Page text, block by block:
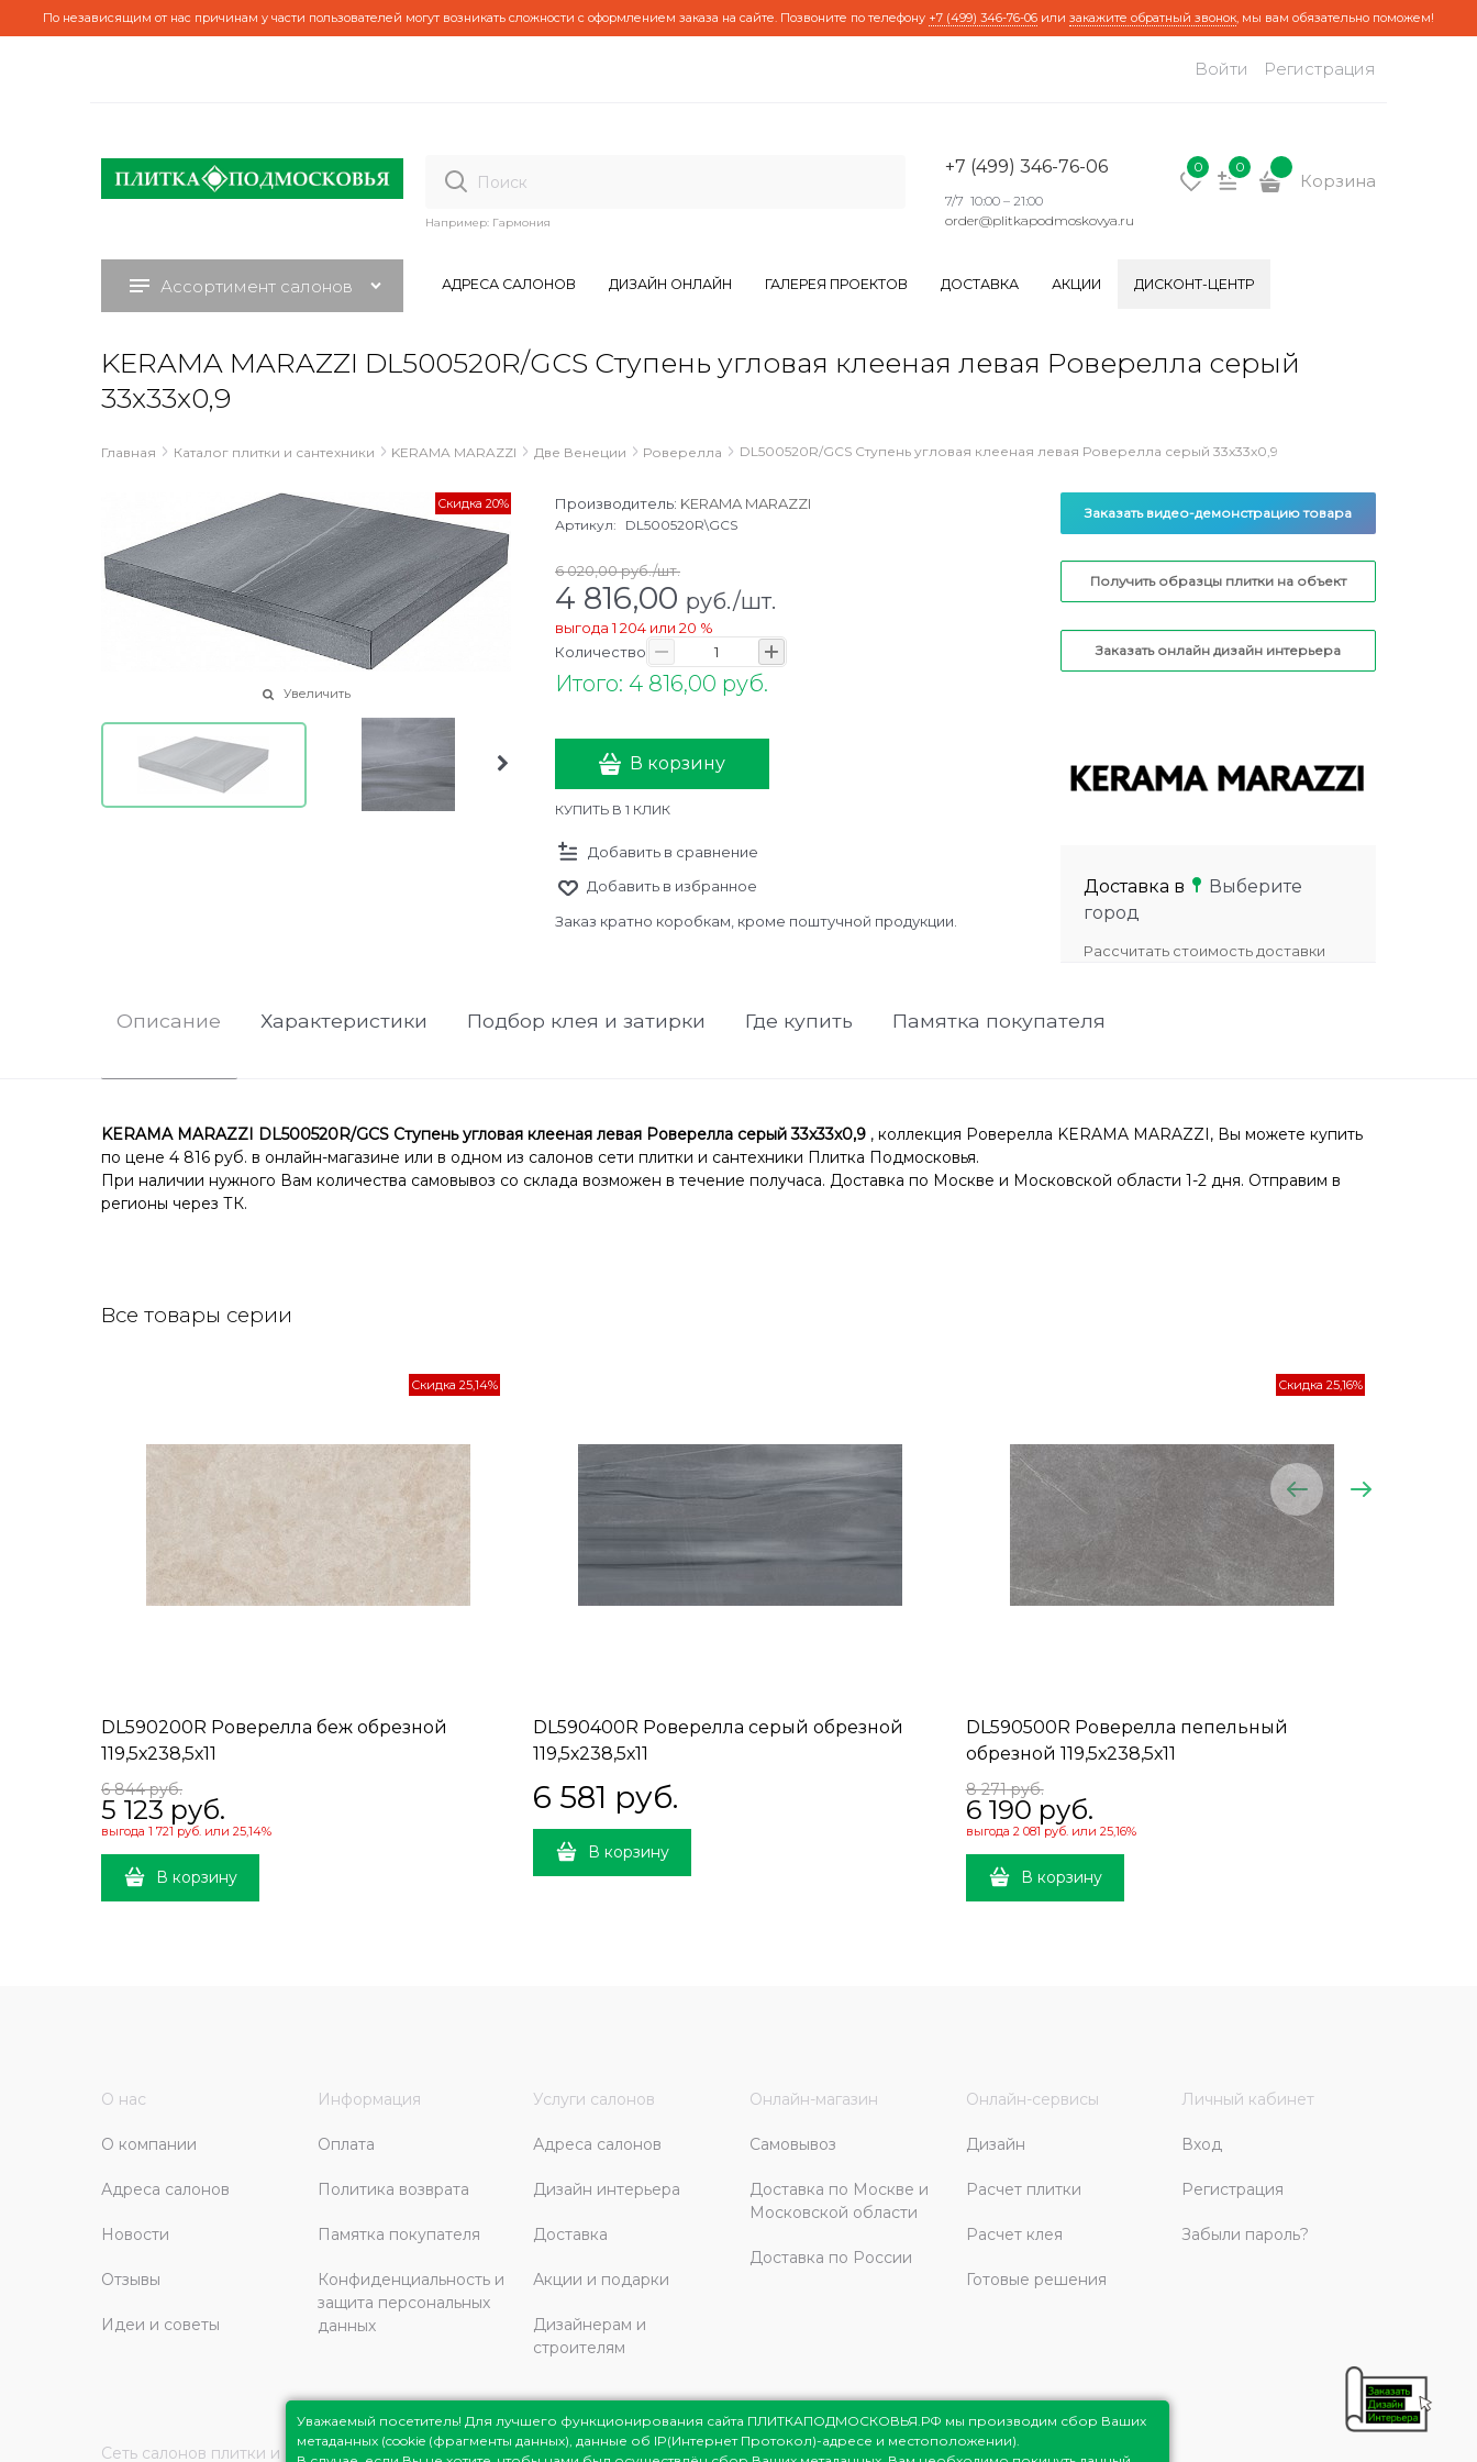
По независящим от нас причинам у части пользователей могут возникать сложности с оформлением заказа на сайте. Позвоните по телефону +7 (499) 346-76-06 или закажите обратный звонок, мы вам обязательно поможем!
Войти Регистрация
Например: Гармония
+7 (499) 346-76-06
7/7 10:00 – 21:00
order@plitkapodmoskovya.ru
0 0
Корзина
Ассортимент салонов АДРЕСА САЛОНОВ ДИЗАЙН ОНЛАЙН ГАЛЕРЕЯ ПРОЕКТОВ ДОСТАВКА АКЦИИ ДИСКОНТ-ЦЕНТР
KERAMA MARAZZI DL500520R/GCS Ступень угловая клееная левая Роверелла серый
33x33x0,9
Главная Каталог плитки и сантехники KERAMA MARAZZI Две Венеции Роверелла DL500520R/GCS Ступень угловая клееная левая Роверелла серый 33x33x0,9
Скидка 20%
Увеличить
Производитель: KERAMA MARAZZI
Артикул: DL500520R\GCS
6 020,00руб./шт.
4 816,00 руб./шт.
выгода1 204 или 20 %
Количество
Итого: 4 816,00 руб.
В корзину
КУПИТЬ В 1 КЛИК
Добавить в сравнение
Добавить в избранное
Заказ кратно коробкам, кроме поштучной продукции.
Заказать видео-демонстрацию товара
Получить образцы плитки на объект
Заказать онлайн дизайн интерьера
Доставка в
Выберите
город
Рассчитать стоимость доставки
Описание Характеристики Подбор клея и затирки Где купить Памятка покупателя
KERAMA MARAZZI DL500520R/GCS Ступень угловая клееная левая Роверелла серый 33x33x0,9 , коллекция Роверелла KERAMA MARAZZI, Вы можете купить
по цене 4 816 руб. в онлайн-магазине или в одном из салонов сети плитки и сантехники Плитка Подмосковья.
При наличии нужного Вам количества самовывоз со склада возможен в течение получаса. Доставка по Москве и Московской области 1-2 дня. Отправим в
регионы через ТК.
Все товары серии
DL590200R Роверелла беж обрезной
119,5х238,5х11
Скидка 25,14%
6 844 руб.
5 123 руб.
выгода 1 721 руб. или 25,14%
В корзину
DL590400R Роверелла серый обрезной
119,5х238,5х11
6 581 руб.
В корзину
DL590500R Роверелла пепельный
обрезной 119,5х238,5х11
Скидка 25,16%
8 271 руб.
6 190 руб.
выгода 2 081 руб. или 25,16%
В корзину
О нас
О компании
Адреса салонов
Новости
Отзывы
Идеи и советы
Информация
Оплата
Политика возврата
Памятка покупателя
Конфиденциальность и
защита персональных
данных
Услуги салонов
Адреса салонов
Дизайн интерьера
Доставка
Акции и подарки
Дизайнерам и
строителям
Онлайн-магазин
Самовывоз
Доставка по Москве и
Московской области
Доставка по России
Онлайн-сервисы
Дизайн
Расчет плитки
Расчет клея
Готовые решения
Личный кабинет
Вход
Регистрация
Забыли пароль?
Сеть салонов плитки и сантехники Плитка Подмосковья © 1998-2026
Уважаемый посетитель! Для лучшего функционирования сайта ПЛИТКАПОДМОСКОВЬЯ.РФ мы производим сбор Ваших
метаданных (cookie (фрагменты данных), данные об IP(Интернет Протокол)-адресе и местоположении).